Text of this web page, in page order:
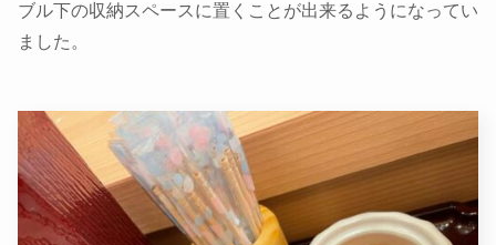
ブル下の収納スペースに置くことが出来るようになってい
ました。